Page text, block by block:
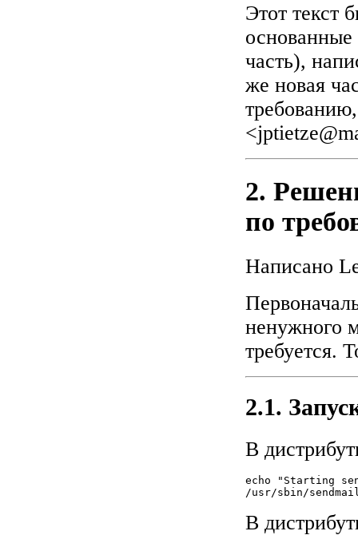
Этот текст
основанные
часть),
же новая
<
2.
по
Написано
ненужного
требуется.
2.1.
В
echo "Starting
В